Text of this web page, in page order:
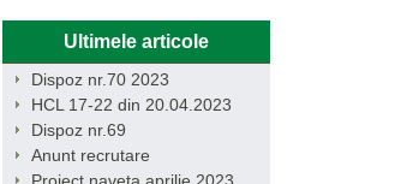
Ultimele articole
Dispoz nr.70 2023
HCL 17-22 din 20.04.2023
Dispoz nr.69
Anunt recrutare